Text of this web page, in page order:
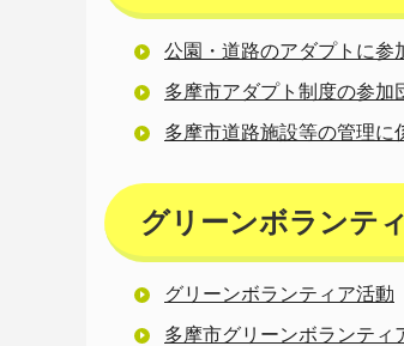
公園・道路のアダプトに参
多摩市アダプト制度の参加
多摩市道路施設等の管理に
グリーンボランテ
グリーンボランティア活動
多摩市グリーンボランティ